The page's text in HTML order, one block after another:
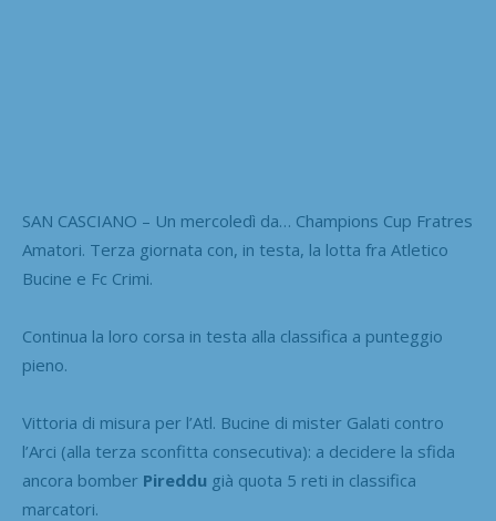
SAN CASCIANO – Un mercoledì da… Champions Cup Fratres
Amatori. Terza giornata con, in testa, la lotta fra Atletico
Bucine e Fc Crimi.
Continua la loro corsa in testa alla classifica a punteggio
pieno.
Vittoria di misura per l’Atl. Bucine di mister Galati contro
l’Arci (alla terza sconfitta consecutiva): a decidere la sfida
ancora bomber Pireddu già quota 5 reti in classifica
marcatori.